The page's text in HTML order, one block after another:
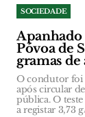
SOCIEDADE
Póvoa de
gramas de
O condutor foi
após circular
pública. O
a registar 3,73